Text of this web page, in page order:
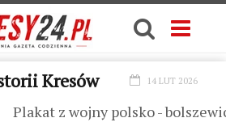
Kresów 14 LUT 2026